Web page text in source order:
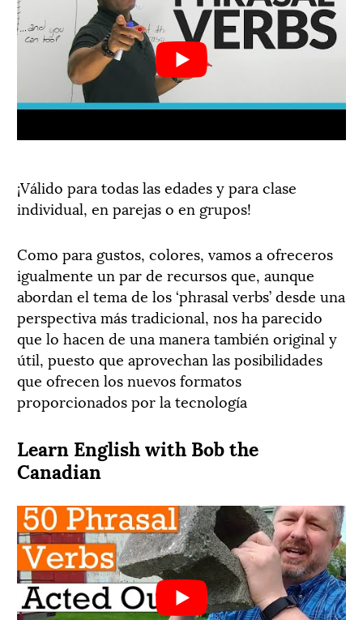
¡Válido para todas las edades y para clase
individual, en parejas o en grupos!
Como para gustos, colores, vamos a ofreceros
igualmente un par de recursos que, aunque
abordan el tema de los ‘phrasal verbs’ desde una
perspectiva más tradicional, nos ha parecido
que lo hacen de una manera también original y
útil, puesto que aprovechan las posibilidades
que ofrecen los nuevos formatos
proporcionados por la tecnología
Learn English with Bob the
Canadian